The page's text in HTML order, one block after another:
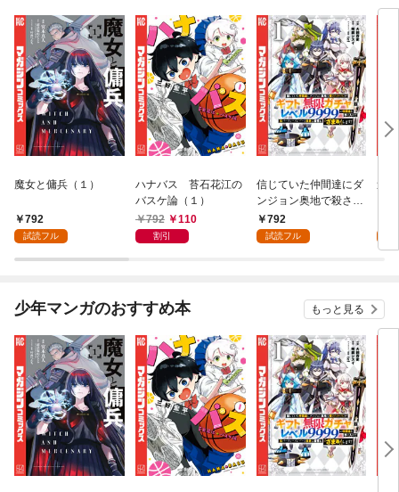
魔女と傭兵（１）
792
試読フル
ハナバス 苔石花江の
バスケ論（１）
792
110
割引
信じていた仲間達にダ
ンジョン奥地で殺され
かけたがギフト『無限
ガチャ』でレベル９９
『ざまぁ！』します！
792
試読フル
追
強
～
（
少年マンガのおすすめ本 もっと見る